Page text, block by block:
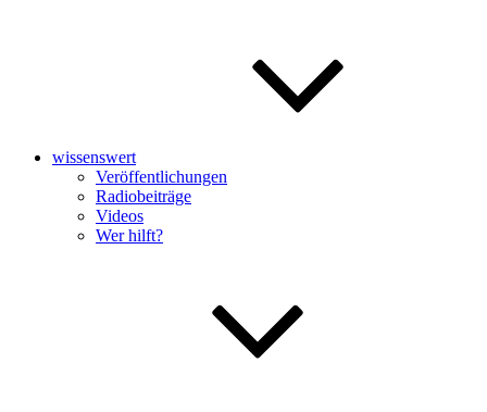
wissenswert
Veröffentlichungen
Radiobeiträge
Videos
Wer hilft?